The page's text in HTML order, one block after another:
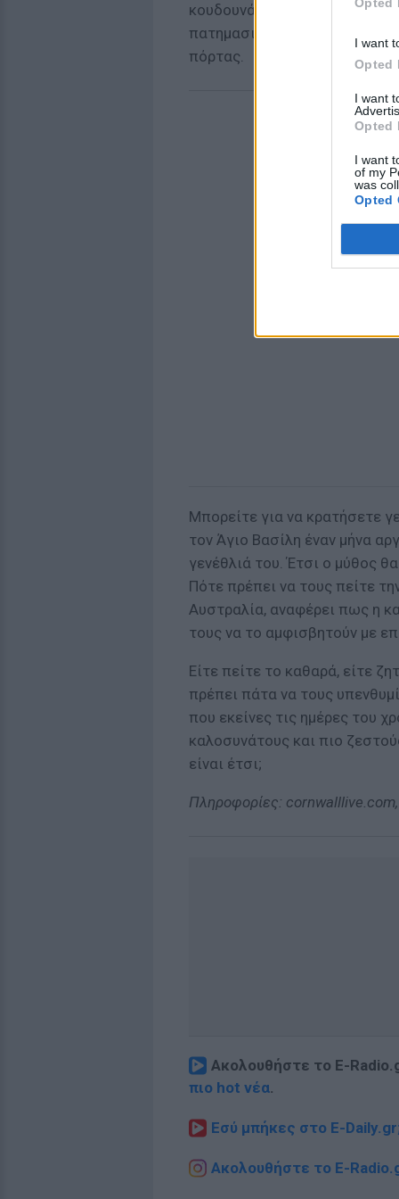
I want
Opted
I want
Opted
I want
of my
was
Opted
κουδουνάκι, για να γίνει πιο
πατημασιές είτε από χιόνι,
πόρτας.
Μπορείτε για να κρατήσετε
τον Άγιο Βασίλη έναν μήνα
γενέθλιά του. Έτσι ο μύθος
Πότε πρέπει να τους πείτε
Αυστραλία, αναφέρει πως η
τους να το αμφισβητούν με
Είτε πείτε το καθαρά, είτε
πρέπει πάτα να τους
που εκείνες τις ημέρες του
καλοσυνάτους και πιο
είναι έτσι;
Πληροφορίες:
Ακολουθήστε το E-
πιο hot νέα.
Εσύ μπήκες στο E-
Ακολουθήστε το E-